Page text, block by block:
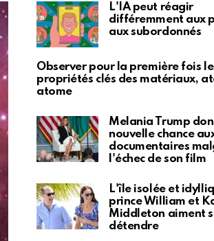
L'IA peut réagir
différemment aux
aux subordonnés
Observer pour la première fois
propriétés clés des matériaux,
atome
Melania Trump
nouvelle chance
documentaires
l'échec de son film
L'île isolée et
prince William et
Middleton aiment
détendre